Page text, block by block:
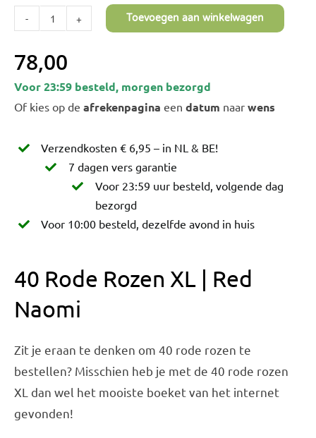
40
Rozen
XXL
|
Naomi
aantal
Toevoegen aan winkelwagen
78,00
Voor 23:59 besteld, morgen bezorgd
Of kies op de afrekenpagina een datum naar wens
Verzendkosten € 6,95 – in NL & BE!
7 dagen vers garantie
Voor 23:59 uur besteld, volgende dag
bezorgd
Voor 10:00 besteld, dezelfde avond in huis
40 Rode Rozen XL | Red
Naomi
Zit je eraan te denken om 40 rode rozen te
bestellen? Misschien heb je met de 40 rode rozen
XL dan wel het mooiste boeket van het internet
gevonden!